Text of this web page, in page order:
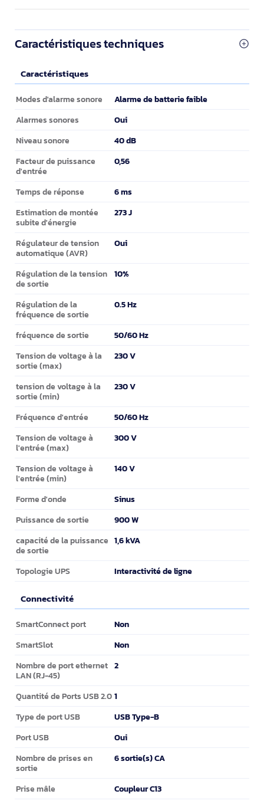
Caractéristiques techniques
Caractéristiques
Caractéristiques
Modes d'alarme sonore Alarme de batterie faible
Alarmes sonores Oui
Niveau sonore 40 dB
Facteur de puissance
d'entrée
0,56
Temps de réponse 6 ms
Estimation de montée
subite d'énergie
273 J
Régulateur de tension
automatique (AVR)
Oui
Régulation de la tension
de sortie
10%
Régulation de la
fréquence de sortie
0.5 Hz
fréquence de sortie 50/60 Hz
Tension de voltage à la
sortie (max)
230 V
tension de voltage à la
sortie (min)
230 V
Fréquence d'entrée 50/60 Hz
Tension de voltage à
l'entrée (max)
300 V
Tension de voltage à
l'entrée (min)
140 V
Forme d'onde Sinus
Puissance de sortie 900 W
capacité de la puissance
de sortie
1,6 kVA
Topologie UPS Interactivité de ligne
Connectivité
Connectivité
SmartConnect port Non
SmartSlot Non
Nombre de port ethernet
LAN (RJ-45)
2
Quantité de Ports USB 2.0 1
Type de port USB USB Type-B
Port USB Oui
Nombre de prises en
sortie
6 sortie(s) CA
Prise mâle Coupleur C13